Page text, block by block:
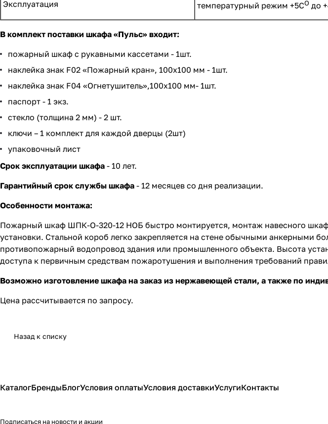
Эксплуатация температурный режим +5СО до
В комплект поставки шкафа «Пульс» входит:
пожарный шкаф с рукавными кассетами - 1шт.
наклейка знак F02 «Пожарный кран», 100х100 мм - 1шт.
наклейка знак F04 «Огнетушитель»,100х100 мм- 1шт.
паспорт - 1 экз.
стекло (толщина 2 мм) - 2 шт.
ключи – 1 комплект для каждой дверцы (2шт)
упаковочный лист
Срок эксплуатации шкафа - 10 лет.
Гарантийный срок службы шкафа - 12 месяцев со дня реализации.
Особенности монтажа:
Пожарный шкаф ШПК-О-320-12 НОБ быстро монтируется, монтаж навесного
установки. Стальной короб легко закрепляется на стене обычными анкерными
противопожарный водопровод здания или промышленного объекта. Высота
доступа к первичным средствам пожаротушения и выполнения требований
Возможно изготовление шкафа на заказ из нержавеющей стали, а также по
Цена рассчитывается по запросу.
Назад к списку
КаталогБрендыБлогУсловия оплатыУсловия доставкиУслугиКонтакты
Подписаться на новости и акции